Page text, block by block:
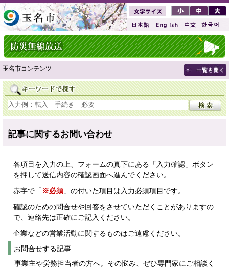
玉名市コンテンツ
記事に関するお問い合わせ
各項目を入力の上、フォームの真下にある「入力確認」ボタン
を押して送信内容の確認画面へ進んでください。
赤字で「 ※必須 」の付いた項目は入力必須項目です。
確認のための問合せや回答をさせていただくことがありますの
で、連絡先は正確にご記入ください。
企業などの営業活動に関するものはご遠慮ください。
お問合せする記事
事業主や労務担当者の方へ。その悩み、ぜひ専門家にご相談く